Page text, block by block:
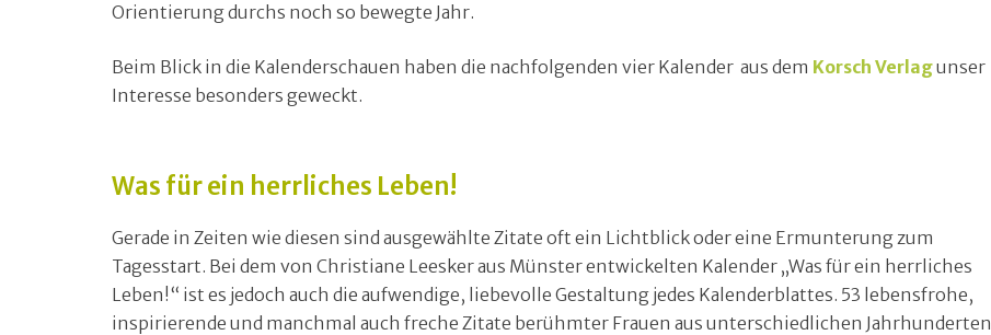
Orientierung durchs noch so bewegte Jahr.
Beim Blick in die Kalenderschauen haben die nachfolgenden vier Kalender aus dem Korsch Verlagunser
Interesse besonders geweckt.
Was für ein herrliches Leben!
Gerade in Zeiten wie diesen sind ausgewählte Zitate oft ein Lichtblick oder eine Ermunterung zum
Tagesstart. Bei dem von Christiane Leesker aus Münster entwickelten Kalender „Was für ein herrliches
Leben!“ ist es jedoch auch die aufwendige, liebevolle Gestaltung jedes Kalenderblattes. 53 lebensfrohe,
inspirierende und manchmal auch freche Zitate berühmter Frauen aus unterschiedlichen Jahrhunderten